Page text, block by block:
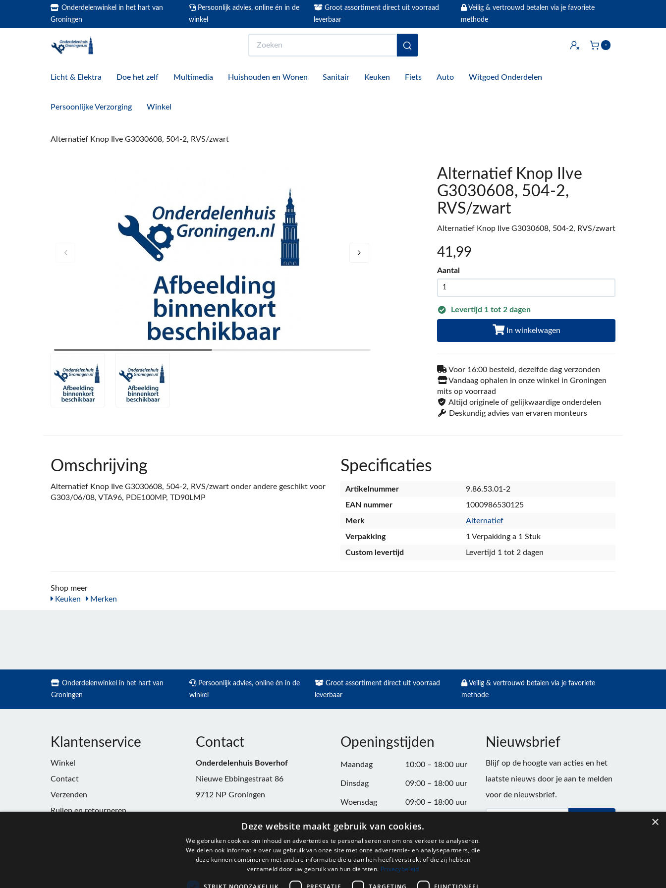
Onderdelenwinkel in het hart van
Groningen
Persoonlijk advies, online én in de
winkel
Groot assortiment direct uit voorraad
leverbaar
Veilig & vertrouwd betalen via je favoriete
methode
Inloggen -
Licht & Elektra Doe het zelf Multimedia Huishouden en Wonen Sanitair Keuken Fiets Auto Witgoed Onderdelen
Persoonlijke Verzorging Winkel
Alternatief Knop Ilve G3030608, 504-2, RVS/zwart
Alternatief Knop Ilve
G3030608, 504-2,
RVS/zwart
Alternatief Knop Ilve G3030608, 504-2, RVS/zwart
41,99
Aantal
Levertijd 1 tot 2 dagen
In winkelwagen
Voor 16:00 besteld, dezelfde dag verzonden
Vandaag ophalen in onze winkel in Groningen
mits op voorraad
Altijd originele of gelijkwaardige onderdelen
Deskundig advies van ervaren monteurs
Omschrijving
Alternatief Knop Ilve G3030608, 504-2, RVS/zwart onder andere geschikt voor
G303/06/08, VTA96, PDE100MP, TD90LMP
Specificaties
Artikelnummer
9.86.53.01-2
EAN nummer
1000986530125
Merk
Alternatief
Verpakking
1 Verpakking a 1 Stuk
Custom levertijd
Levertijd 1 tot 2 dagen
Shop meer
Keuken
Merken
Onderdelenwinkel in het hart van
Groningen
Persoonlijk advies, online én in de
winkel
Groot assortiment direct uit voorraad
leverbaar
Veilig & vertrouwd betalen via je favoriete
methode
Klantenservice
Winkel
Contact
Verzenden
Ruilen en retourneren
Contact
Onderdelenhuis Boverhof
Nieuwe Ebbingestraat 86
9712 NP Groningen
winkel@onderdelenhuisgroningen.nl
91037743
BTW:NL004861667B24
Openingstijden
Maandag 10:00 – 18:00 uur
Dinsdag 09:00 – 18:00 uur
Woensdag 09:00 – 18:00 uur
Donderdag 09:00 – 20:00 uur
Vrijdag 09:00 – 18:00 uur
Zaterdag 09:00 – 17:00 uur
Nieuwsbrief
Blijf op de hoogte van acties en het
laatste nieuws door je aan te melden
voor de nieuwsbrief.
×
Deze website maakt gebruik van cookies.
We gebruiken cookies om inhoud en advertenties te personaliseren en om ons verkeer te analyseren.
We delen ook informatie over uw gebruik van onze site met onze advertentie- en analysepartners, die
deze kunnen combineren met andere informatie die u aan hen heeft verstrekt of die zij hebben
verzameld door uw gebruik van hun diensten. Privacybeleid